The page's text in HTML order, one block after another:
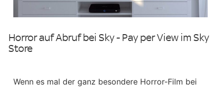
Horror auf Abruf bei Sky - Pay per View im Sky
Store
Wenn es mal der ganz besondere Horror-Film bei